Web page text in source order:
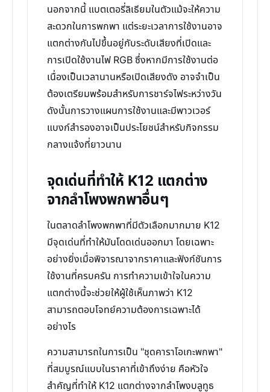
นอกจากนี้ แบตเตอรี่ลิเธียมในตัวแม้จะให้ความ
สะดวกในการพกพา แต่ระยะเวลาการใช้งานอาจ
แตกต่างกันไปขึ้นอยู่กับระดับเสียงที่เปิดและ
การเปิดใช้งานไฟ RGB ซึ่งหากมีการใช้งานต่อ
เนื่องเป็นเวลานานหรือเปิดเสียงดัง อาจจำเป็น
ต้องเตรียมพร้อมสำหรับการชาร์จไฟระหว่างวัน
ดังนั้นการวางแผนการใช้งานและมีพาวเวอร์
แบงก์สำรองอาจเป็นประโยชน์สำหรับกิจกรรม
กลางแจ้งที่ยาวนาน
จุดเด่นที่ทำให้ K12 แตกต่าง
จากลำโพงพกพาอื่นๆ
ในตลาดลำโพงพกพาที่มีตัวเลือกมากมาย K12
มีจุดเด่นที่ทำให้มันโดดเด่นออกมา โดยเฉพาะ
อย่างยิ่งเมื่อพิจารณาจากราคาและฟังก์ชันการ
ใช้งานที่ครบครัน การทำความเข้าใจในความ
แตกต่างนี้จะช่วยให้ผู้ใช้เห็นภาพว่า K12
สามารถตอบโจทย์ความต้องการเฉพาะได้
อย่างไร
ความสามารถในการเป็น "ชุดคาราโอเกะพกพา"
ที่สมบูรณ์แบบในราคาที่เข้าถึงง่าย คือหัวใจ
สำคัญที่ทำให้ K12 แตกต่างจากลำโพงบลูทูธ